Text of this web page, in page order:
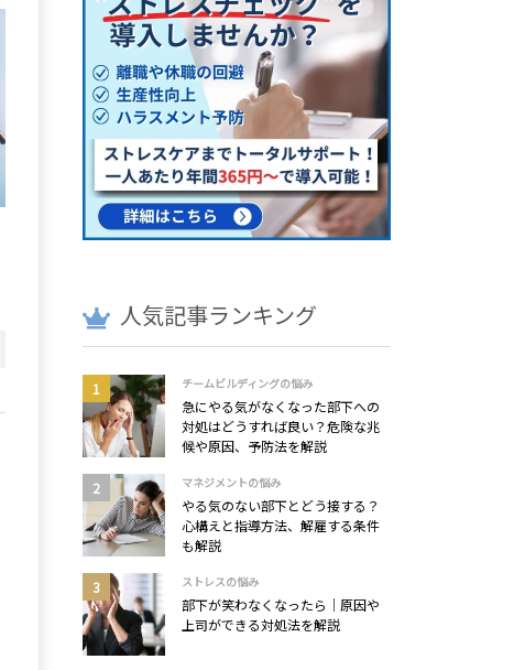
人気記事ランキング
チームビルディングの悩み
急にやる気がなくなった部下への
対処はどうすれば良い？危険な兆
候や原因、予防法を解説
マネジメントの悩み
やる気のない部下とどう接する？
心構えと指導方法、解雇する条件
も解説
ストレスの悩み
部下が笑わなくなったら｜原因や
上司ができる対処法を解説